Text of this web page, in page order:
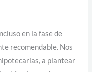
en la fase de
recomendable. Nos
a plantear